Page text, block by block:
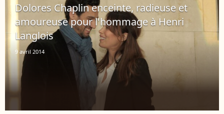
Dolores Chaplin enceinte, radieuse et
amoureuse pour l'hommage à Henri
Langlois
9 avril 2014